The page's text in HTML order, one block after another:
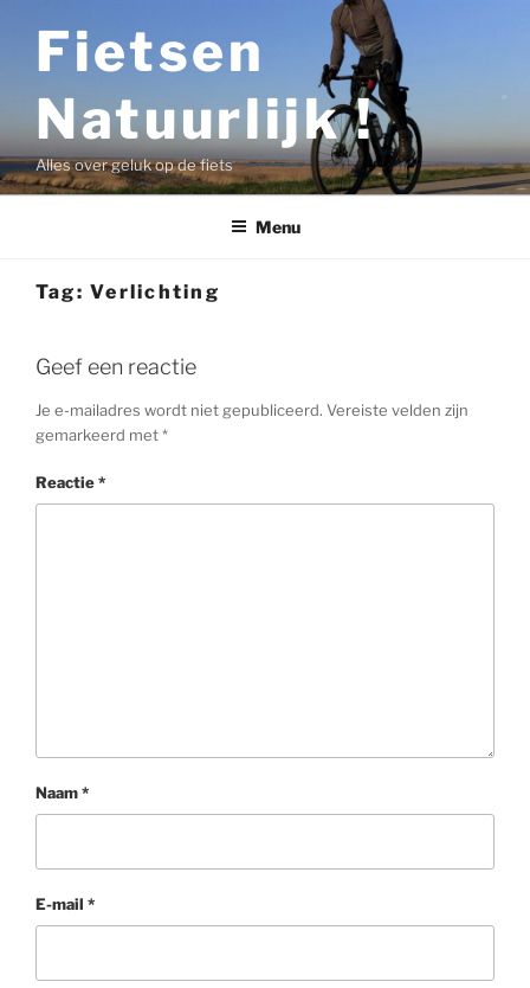
inhoud
Fietsen
Natuurlijk !
Alles over geluk op de fiets
Menu
Tag:Verlichting
Geef een reactie
Je e-mailadres wordt niet gepubliceerd. Vereiste velden zijn
gemarkeerd met*
Reactie*
Naam*
E-mail *